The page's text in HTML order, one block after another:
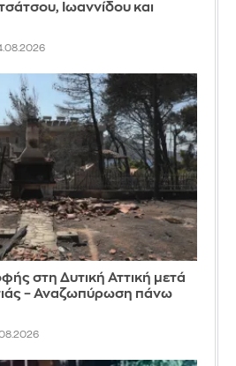
Ιωαννίδου και
στη Δυτική Αττική μετά
– Αναζωπύρωση πάνω